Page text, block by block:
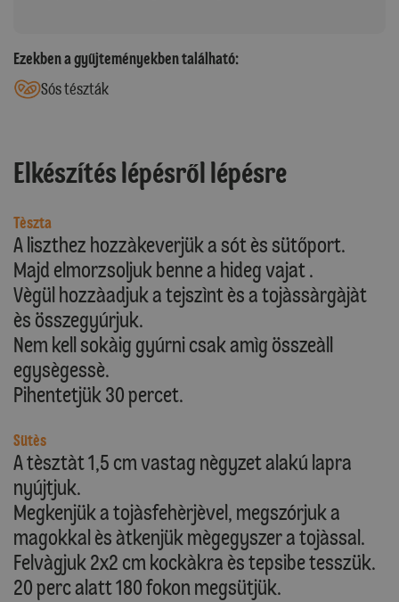
Ezekben a gyűjteményekben található:
Sós tészták
Elkészítés lépésről lépésre
Tèszta
A liszthez hozzàkeverjük a sót ès sütőport.
Majd elmorzsoljuk benne a hideg vajat .
Vègül hozzàadjuk a tejszìnt ès a tojàssàrgàjàt
ès összegyúrjuk.
Nem kell sokàig gyúrni csak amìg összeàll
egysègessè.
Pihentetjük 30 percet.
Sütès
A tèsztàt 1,5 cm vastag nègyzet alakú lapra
nyújtjuk.
Megkenjük a tojàsfehèrjèvel, megszórjuk a
magokkal ès àtkenjük mègegyszer a tojàssal.
Felvàgjuk 2x2 cm kockàkra ès tepsibe tesszük.
20 perc alatt 180 fokon megsütjük.